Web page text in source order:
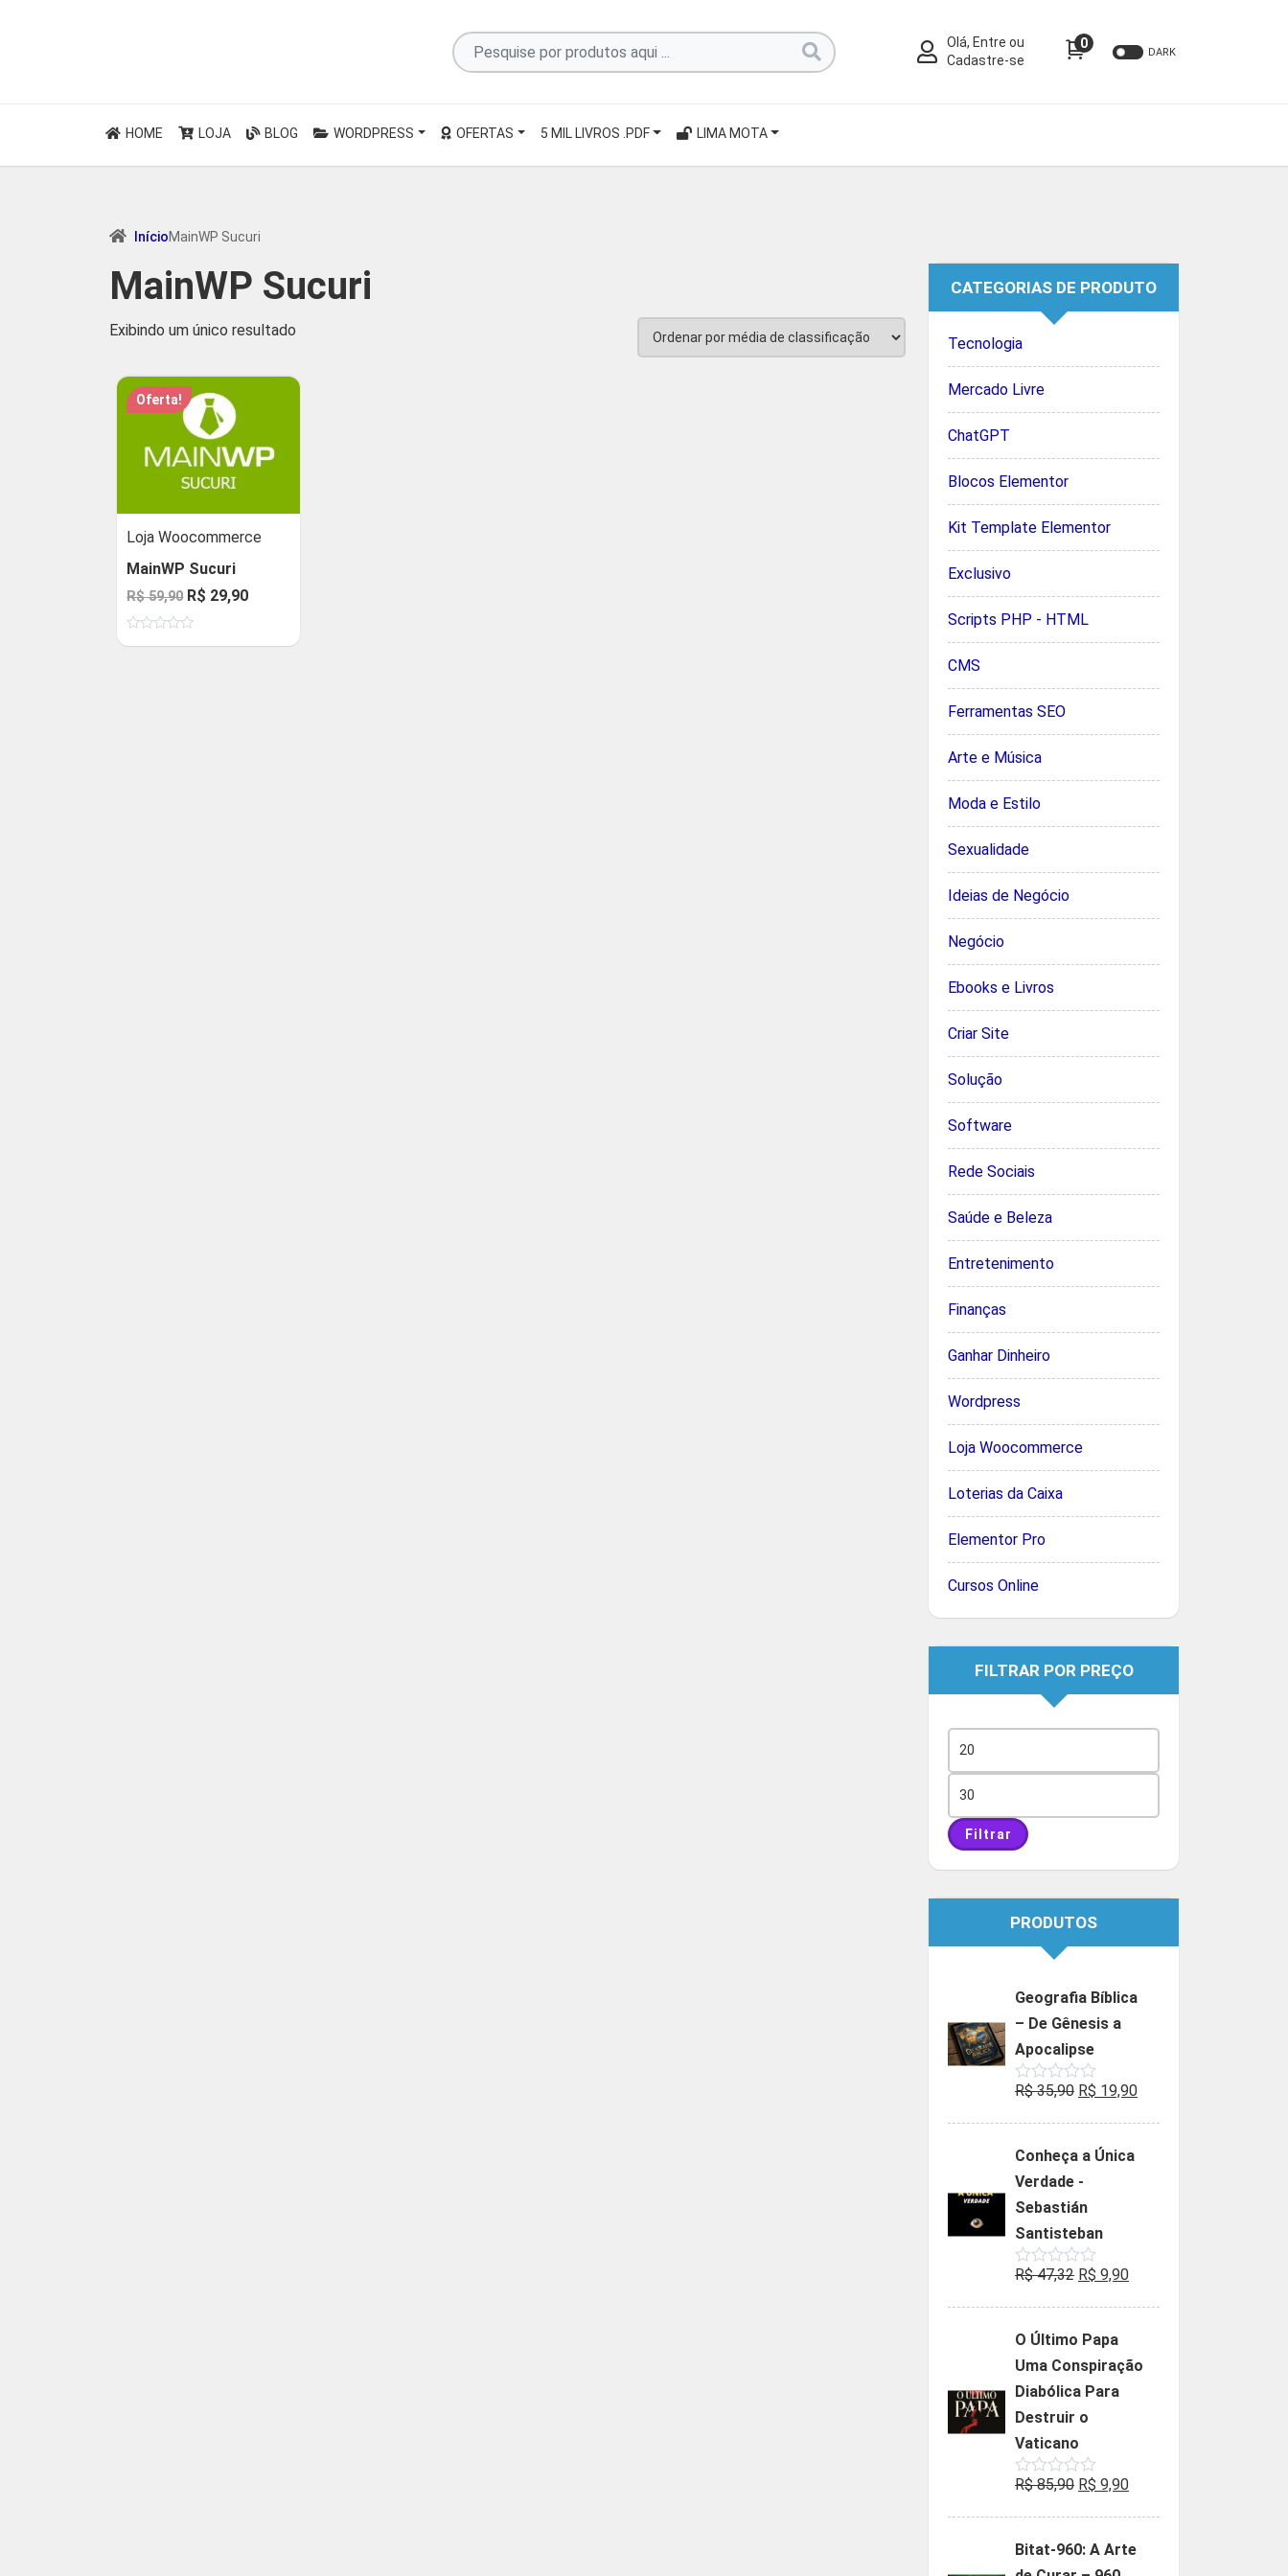
Pesquise
por
Olá, Entre ou
Cadastre-se
0
DARK
HOME LOJA BLOG WORDPRESS OFERTAS 5 MIL LIVROS .PDF LIMA MOTA
InícioMainWP Sucuri
MainWP Sucuri
Exibindo um único resultado
Oferta!
Loja Woocommerce
MainWP Sucuri
R$59,90 O
preço
original
R$ 29,90O
atual
CATEGORIAS DE PRODUTO
Tecnologia
Mercado Livre
ChatGPT
Blocos Elementor
Kit Template Elementor
Exclusivo
Scripts PHP - HTML
CMS
Ferramentas SEO
Arte e Música
Moda e Estilo
Sexualidade
Ideias de Negócio
Negócio
Ebooks e Livros
Criar Site
Solução
Software
Rede Sociais
Saúde e Beleza
Entretenimento
Finanças
Ganhar Dinheiro
Wordpress
Loja Woocommerce
Loterias da Caixa
Elementor Pro
Cursos Online
FILTRAR POR PREÇO
mínimo
máximo
Filtrar
PRODUTOS
Geografia Bíblica
– De Gênesis a
Apocalipse
Avaliação
de
R$35,90 O
era:
R$ 19,90O
Conheça a Única
Verdade -
Sebastián
Santisteban
Avaliação
de
R$47,32 O
era:
R$ 47,32.
R$ 9,90O
R$ 9,90.
O Último Papa
Uma Conspiração
Diabólica Para
Destruir o
Vaticano
Avaliação
de
R$85,90 O
era:
R$ 9,90O
é:
Bitat-960: A Arte